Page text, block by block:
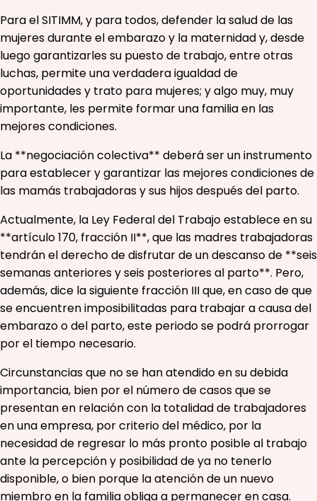
Para el SITIMM, y para todos, defender la salud de las
mujeres durante el embarazo y la maternidad y, desde
luego garantizarles su puesto de trabajo, entre otras
luchas, permite una verdadera igualdad de
oportunidades y trato para mujeres; y algo muy, muy
importante, les permite formar una familia en las
mejores condiciones.
La **negociación colectiva** deberá ser un instrumento
para establecer y garantizar las mejores condiciones de
las mamás trabajadoras y sus hijos después del parto.
Actualmente, la Ley Federal del Trabajo establece en su
**artículo 170, fracción II**, que las madres trabajadoras
tendrán el derecho de disfrutar de un descanso de **seis
semanas anteriores y seis posteriores al parto**. Pero,
además, dice la siguiente fracción III que, en caso de que
se encuentren imposibilitadas para trabajar a causa del
embarazo o del parto, este periodo se podrá prorrogar
por el tiempo necesario.
Circunstancias que no se han atendido en su debida
importancia, bien por el número de casos que se
presentan en relación con la totalidad de trabajadores
en una empresa, por criterio del médico, por la
necesidad de regresar lo más pronto posible al trabajo
ante la percepción y posibilidad de ya no tenerlo
disponible, o bien porque la atención de un nuevo
miembro en la familia obliga a permanecer en casa.